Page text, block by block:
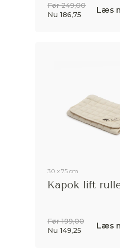
Før 249,00
Nu 186,75
Læs
30 x 75 cm
Kapok lift
Før 199,00
Nu 149,25
Læs